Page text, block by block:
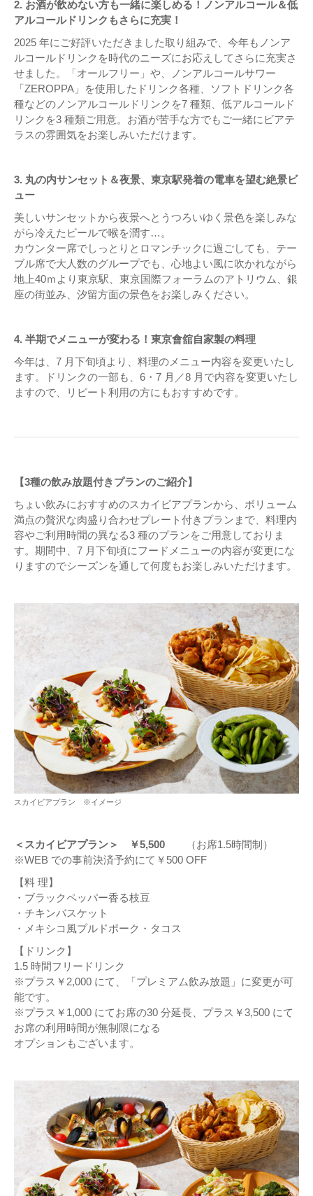
2. お酒が飲めない方も一緒に楽しめる！ノンアルコール＆低
アルコールドリンクもさらに充実！
2025 年にご好評いただきました取り組みで、今年もノンア
ルコールドリンクを時代のニーズにお応えしてさらに充実さ
せました。「オールフリー」や、ノンアルコールサワー
「ZEROPPA」を使用したドリンク各種、ソフトドリンク各
種などのノンアルコールドリンクを7 種類、低アルコールド
リンクを3 種類ご用意。お酒が苦手な方でもご一緒にビアテ
ラスの雰囲気をお楽しみいただけます。
3. 丸の内サンセット＆夜景、東京駅発着の電車を望む絶景ビ
ュー
美しいサンセットから夜景へとうつろいゆく景色を楽しみな
がら冷えたビールで喉を潤す…。
カウンター席でしっとりとロマンチックに過ごしても、テー
ブル席で大人数のグループでも、心地よい風に吹かれながら
地上40ｍより東京駅、東京国際フォーラムのアトリウム、銀
座の街並み、汐留方面の景色をお楽しみください。
4. 半期でメニューが変わる！東京會舘自家製の料理
今年は、7 月下旬頃より、料理のメニュー内容を変更いたし
ます。ドリンクの一部も、6・7 月／8 月で内容を変更いたし
ますので、リピート利用の方にもおすすめです。
【3種の飲み放題付きプランのご紹介】
ちょい飲みにおすすめのスカイビアプランから、ボリューム
満点の贅沢な肉盛り合わせプレート付きプランまで、料理内
容やご利用時間の異なる3 種のプランをご用意しておりま
す。期間中、7 月下旬頃にフードメニューの内容が変更にな
りますのでシーズンを通して何度もお楽しみいただけます。
スカイビアプラン ※イメージ
＜スカイビアプラン＞ ￥5,500
（お席1.5時間制）
※WEB での事前決済予約にて￥500 OFF
【料 理】
・ブラックペッパー香る枝豆
・チキンバスケット
・メキシコ風プルドポーク・タコス
【ドリンク】
1.5 時間フリードリンク
※プラス￥2,000 にて、「プレミアム飲み放題」に変更が可
能です。
※プラス￥1,000 にてお席の30 分延長、プラス￥3,500 にて
お席の利用時間が無制限になる
オプションもございます。